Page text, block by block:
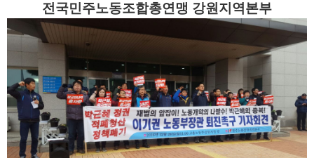
전국민주노동조합총연맹 강원지역본부